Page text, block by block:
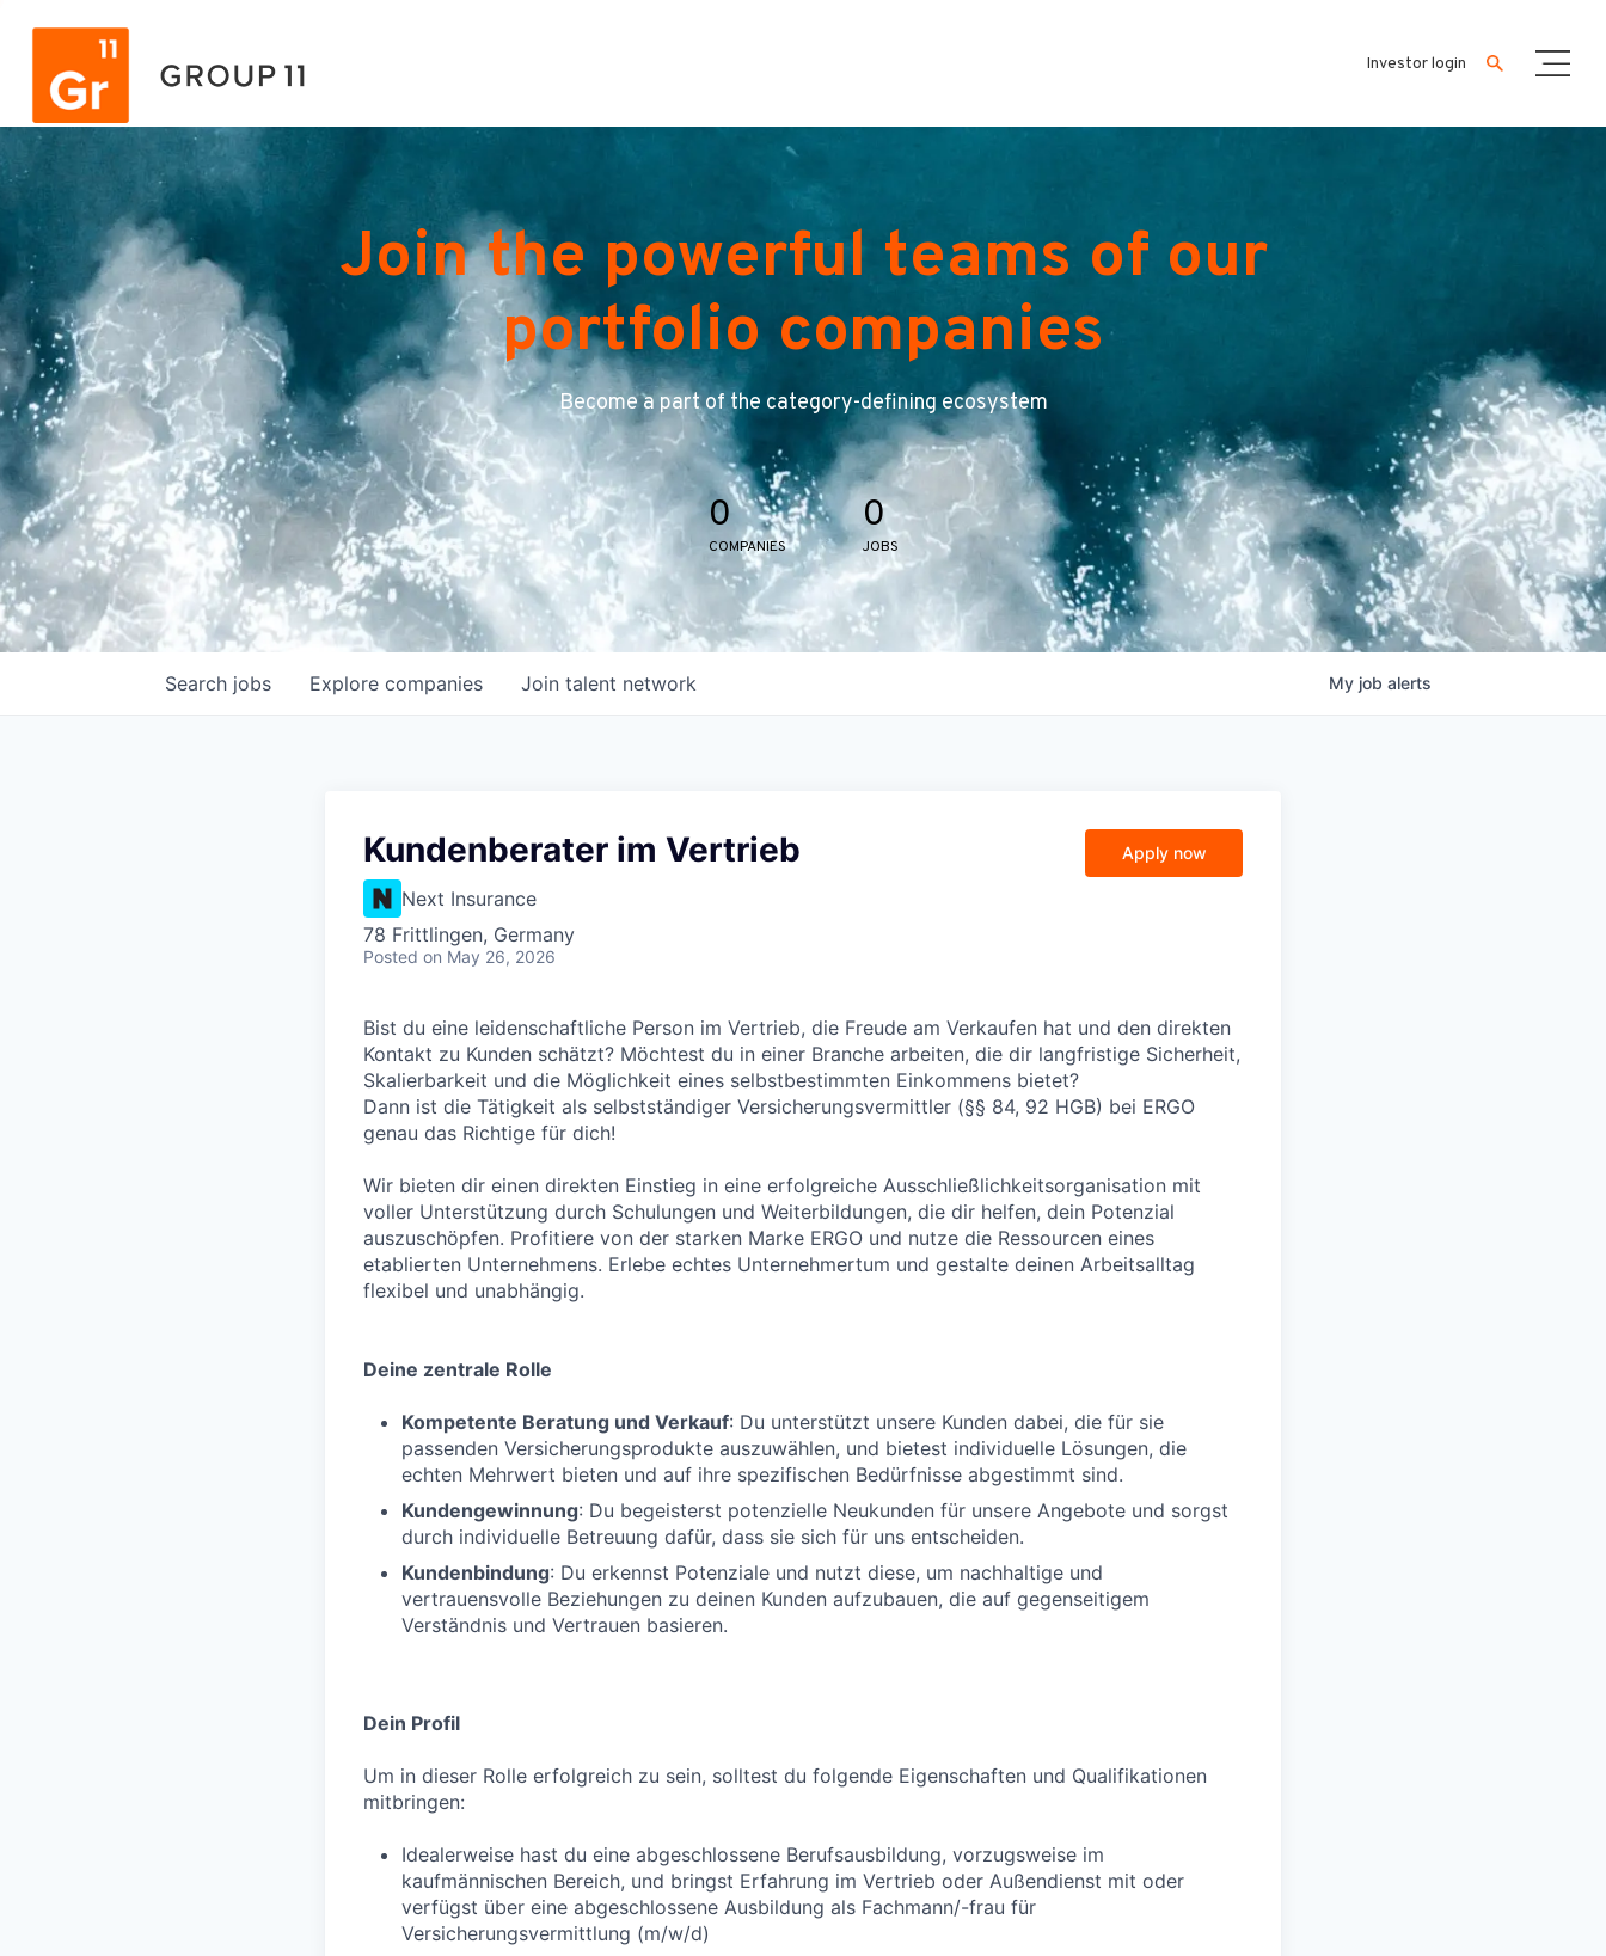
Investor login
Join the powerful teams of our
portfolio companies
Become a part of the category-defining ecosystem
0
COMPANIES
0
JOBS
Search jobs Explore companies Join talent network My job alerts
Kundenberater im Vertrieb
Next Insurance
78 Frittlingen, Germany
Posted on May 26, 2026
Apply now
Bist du eine leidenschaftliche Person im Vertrieb, die Freude am Verkaufen hat und den direkten
Kontakt zu Kunden schätzt? Möchtest du in einer Branche arbeiten, die dir langfristige Sicherheit,
Skalierbarkeit und die Möglichkeit eines selbstbestimmten Einkommens bietet?
Dann ist die Tätigkeit als selbstständiger Versicherungsvermittler (§§ 84, 92 HGB) bei ERGO
genau das Richtige für dich!
Wir bieten dir einen direkten Einstieg in eine erfolgreiche Ausschließlichkeitsorganisation mit
voller Unterstützung durch Schulungen und Weiterbildungen, die dir helfen, dein Potenzial
auszuschöpfen. Profitiere von der starken Marke ERGO und nutze die Ressourcen eines
etablierten Unternehmens. Erlebe echtes Unternehmertum und gestalte deinen Arbeitsalltag
flexibel und unabhängig.
Deine zentrale Rolle
Kompetente Beratung und Verkauf: Du unterstützt unsere Kunden dabei, die für sie
passenden Versicherungsprodukte auszuwählen, und bietest individuelle Lösungen, die
echten Mehrwert bieten und auf ihre spezifischen Bedürfnisse abgestimmt sind.
Kundengewinnung: Du begeisterst potenzielle Neukunden für unsere Angebote und sorgst
durch individuelle Betreuung dafür, dass sie sich für uns entscheiden.
Kundenbindung: Du erkennst Potenziale und nutzt diese, um nachhaltige und
vertrauensvolle Beziehungen zu deinen Kunden aufzubauen, die auf gegenseitigem
Verständnis und Vertrauen basieren.
Dein Profil
Um in dieser Rolle erfolgreich zu sein, solltest du folgende Eigenschaften und Qualifikationen
mitbringen:
Idealerweise hast du eine abgeschlossene Berufsausbildung, vorzugsweise im
kaufmännischen Bereich, und bringst Erfahrung im Vertrieb oder Außendienst mit oder
verfügst über eine abgeschlossene Ausbildung als Fachmann/-frau für
Versicherungsvermittlung (m/w/d)